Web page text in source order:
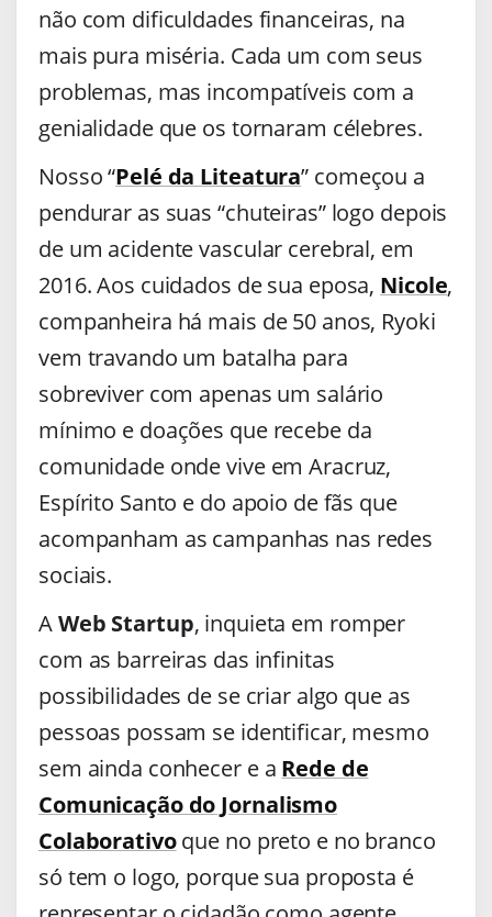
não com dificuldades financeiras, na
mais pura miséria. Cada um com seus
problemas, mas incompatíveis com a
genialidade que os tornaram célebres.
Nosso “Pelé da Liteatura” começou a
pendurar as suas “chuteiras” logo depois
de um acidente vascular cerebral, em
2016. Aos cuidados de sua eposa, Nicole,
companheira há mais de 50 anos, Ryoki
vem travando um batalha para
sobreviver com apenas um salário
mínimo e doações que recebe da
comunidade onde vive em Aracruz,
Espírito Santo e do apoio de fãs que
acompanham as campanhas nas redes
sociais.
AWeb Startup, inquieta em romper
com as barreiras das infinitas
possibilidades de se criar algo que as
pessoas possam se identificar, mesmo
sem ainda conhecer e a Rede de
Comunicação do Jornalismo
Colaborativoque no preto e no branco
só tem o logo, porque sua proposta é